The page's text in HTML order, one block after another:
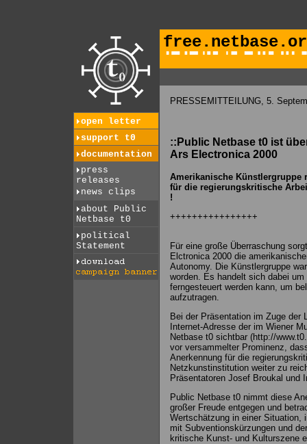
open letter
support t0
documentation
press
releases
news clips
about Public
Netbase t0
political
Statement
PRESSEMITTEILUNG, 5.
::Public Netbase t0 ist
Ars Electronica 2000
Amerikanische Künstlergruppe
für die regierungskritische
!
++++++++++++++++
Für eine große Überraschung
Elctronica 2000 die
Autonomy. Die Künstlergruppe
worden. Es handelt sich dabei
ferngesteuert werden kann, um
aufzutragen.
Bei der Präsentation im Zuge der
Internet-Adresse der im Wiener
Netbase t0 sichtbar (http://
vor versammelter Prominenz,
Anerkennung für die
Netzkunstinstitution weiter zu
Präsentatoren Josef Broukal und
Public Netbase t0 nimmt diese
großer Freude entgegen und
Wertschätzung in einer Situation,
mit Subventionskürzungen und
kritische Kunst- und Kulturszene